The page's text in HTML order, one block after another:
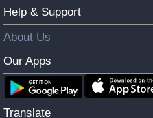
Help & Support
About Us
Our Apps
Translate